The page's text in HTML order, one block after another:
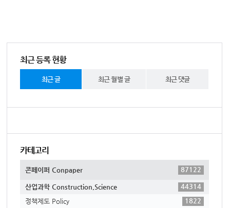
최근 등록 현황
최근 글 최근 월별 글 최근 댓글
카테고리
콘페이퍼 Conpaper 87122
산업과학 Construction,Science
44314
정책제도 Policy
1822